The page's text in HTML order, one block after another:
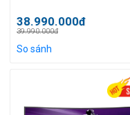
38.990.000đ
39.990.000đ
So sánh